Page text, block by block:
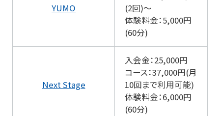
YUMO
(2回)～
体験料金：5,000円
(60分)
Next Stage
入会金：25,000円
コース：37,000円(月
10回まで利用可能)
体験料金：6,000円
(60分)